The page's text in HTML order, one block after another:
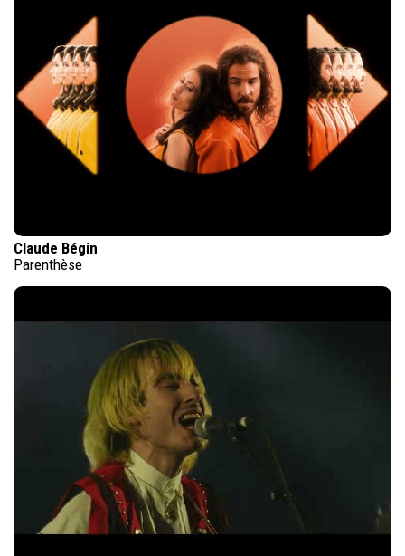
Claude Bégin
Parenthèse